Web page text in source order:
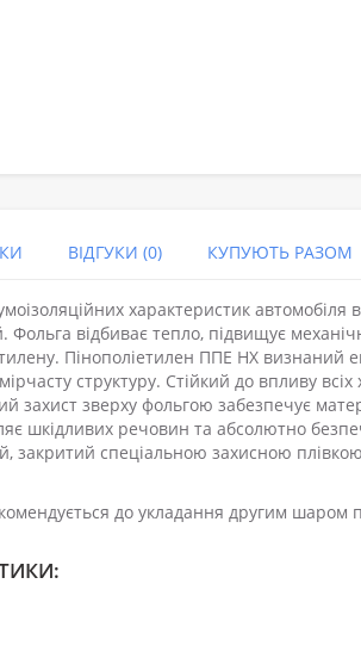
ВІДГУКИ (0) КУПУЮТЬ РАЗОМ
характеристик автомобіля
відбиває тепло, підвищує
Пінополіетилен ППЕ НХ
структуру. Стійкий до впливу
захист зверху фольгою забезпечує
шкідливих речовин та абсолютно
закритий спеціальною захисною
до укладання другим шаром